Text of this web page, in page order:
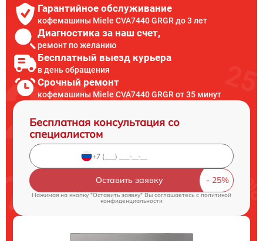
Гарантийное обслуживание
кофемашины Miele CVA7440 GRGR до 3 лет
Диагностика за наш счет,
ремонт по желанию
Бесплатный выезд курьера
в день обращения
Срочный ремонт
кофемашины Miele CVA7440 GRGR от 35 минут
Бесплатная консультация со
специалистом
Оставить заявку
Нажимая на кнопку "Оставить заявку" Вы соглашаетесь cполитикой
конфиденциальности